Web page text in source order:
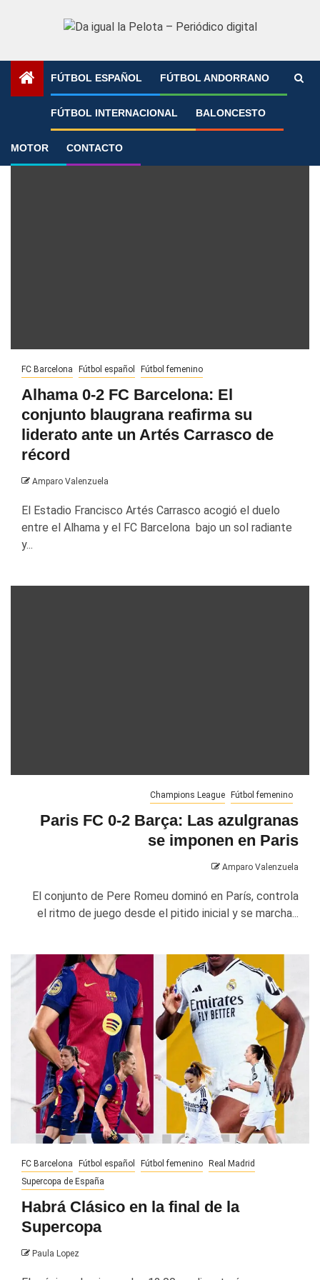
FÚTBOL ESPAÑOL FÚTBOL ANDORRANO
FÚTBOL INTERNACIONAL BALONCESTO
MOTOR CONTACTO
»
Hansen
FC Barcelona Fútbol español Fútbol femenino
Alhama 0-2 FC Barcelona: El
conjunto blaugrana reafirma su
liderato ante un Artés Carrasco de
récord
Amparo Valenzuela
El Estadio Francisco Artés Carrasco acogió el duelo
entre el Alhama y el FC Barcelona bajo un sol radiante
y...
Champions League Fútbol femenino
Paris FC 0-2 Barça: Las azulgranas
se imponen en Paris
Amparo Valenzuela
El conjunto de Pere Romeu dominó en París, controla
el ritmo de juego desde el pitido inicial y se marcha...
FC Barcelona Fútbol español Fútbol femenino Real Madrid
Supercopa de España
Habrá Clásico en la final de la
Supercopa
Paula Lopez